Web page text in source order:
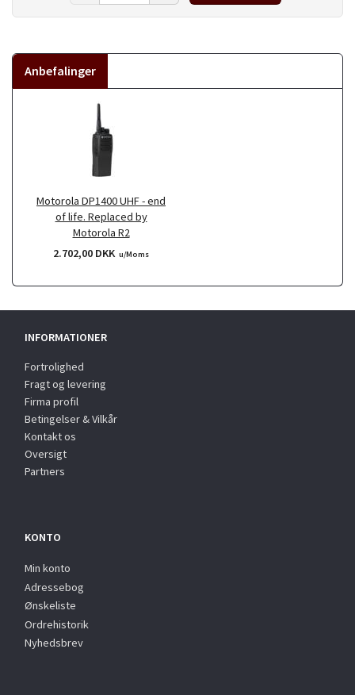
Anbefalinger
Motorola DP1400 UHF - end
of life. Replaced by
Motorola R2
2.702,00 DKK u/Moms
INFORMATIONER
Fortrolighed
Fragt og levering
Firma profil
Betingelser & Vilkår
Kontakt os
Oversigt
Partners
KONTO
Min konto
Adressebog
Ønskeliste
Ordrehistorik
Nyhedsbrev